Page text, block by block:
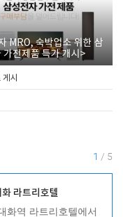
MRO, 숙박업소 위한 삼
가전제품 특가 개시>
시
1 / 5
라트리호텔
화역 라트리호텔에서